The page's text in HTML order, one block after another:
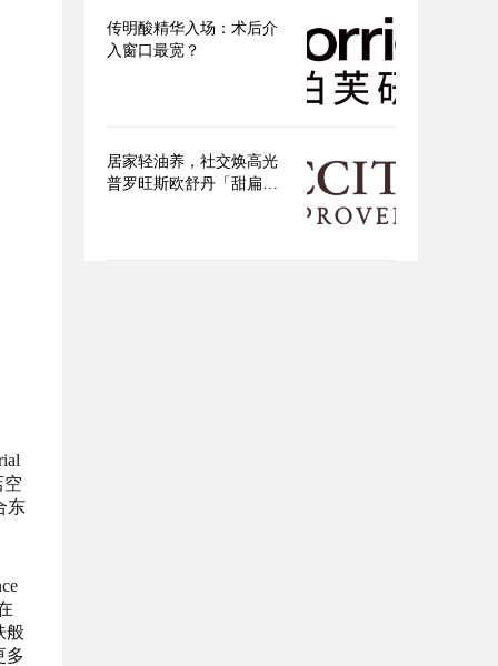
空
东
般
多
传明酸精华入场：术后介
入窗口最宽？
居家轻油养，社交焕高光
普罗旺斯欧舒丹「甜扁桃